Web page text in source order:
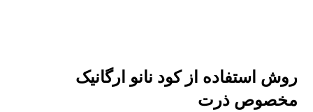
روش استفاده از کود نانو ارگانیک
مخصوص ذرت